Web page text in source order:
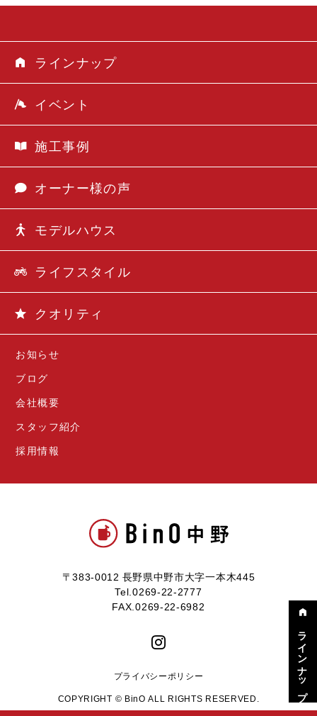
〒383-0012 長野県中野市大字一本木445
Tel.0269-22-2777
FAX.0269-22-6982
お知らせ
ブログ
会社概要
スタッフ紹介
採用情報
ラインナップ
イベント
施工事例
オーナー様の声
モデルハウス
ライフスタイル
クオリティ
プライバシーポリシー
COPYRIGHT © BinO ALL RIGHTS RESERVED.
ラインナップ